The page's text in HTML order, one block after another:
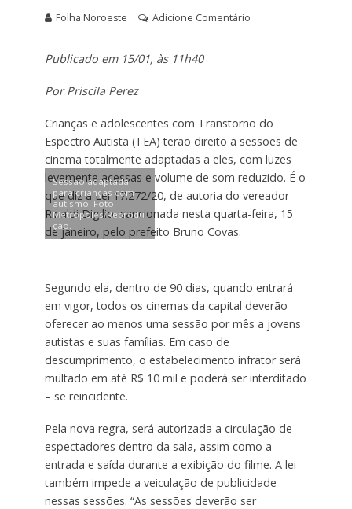
Folha Noroeste Adicione Comentário
Publicado em 15/01, às 11h40
Por Priscila Perez
Crianças e adolescentes com Transtorno do
Espectro Autista (TEA) terão direito a sessões de
cinema totalmente adaptadas a eles, com luzes
levemente acessas e volume de som reduzido. É o
que diz a Lei 17.272/20, de autoria do vereador
Rinaldi Digilio, sancionada nesta quarta-feira, 15
de janeiro, pelo prefeito Bruno Covas.
Sessão adaptada
para crianças com
autismo. Foto:
Metrópoles/Reprodu
ção.
Segundo ela, dentro de 90 dias, quando entrará
em vigor, todos os cinemas da capital deverão
oferecer ao menos uma sessão por mês a jovens
autistas e suas famílias. Em caso de
descumprimento, o estabelecimento infrator será
multado em até R$ 10 mil e poderá ser interditado
– se reincidente.
Pela nova regra, será autorizada a circulação de
espectadores dentro da sala, assim como a
entrada e saída durante a exibição do filme. A lei
também impede a veiculação de publicidade
nessas sessões. “As sessões deverão ser